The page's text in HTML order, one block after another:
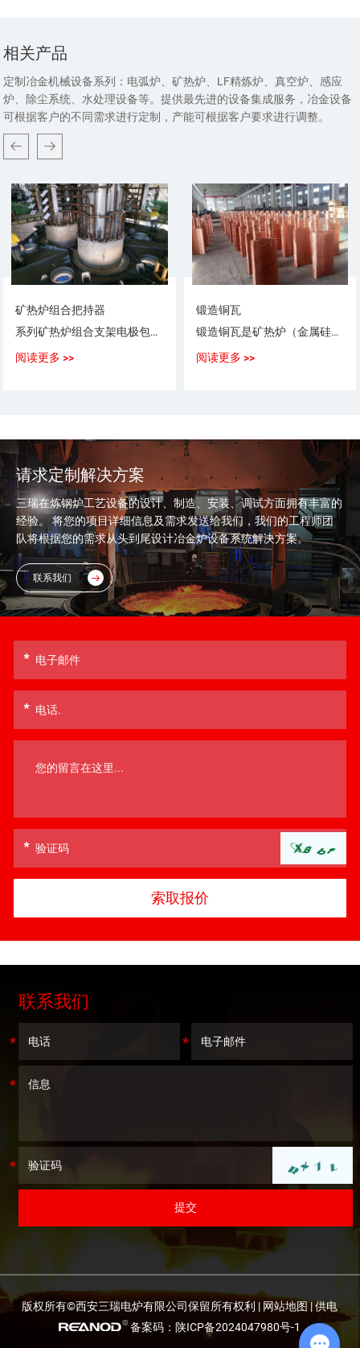
相关产品
定制冶金机械设备系列：电弧炉、矿热炉、LF精炼炉、真空炉、感应
炉、除尘系统、水处理设备等。提供最先进的设备集成服务，冶金设备
可根据客户的不同需求进行定制，产能可根据客户要求进行调整。
矿热炉组合把持器
系列矿热炉组合支架电极包括：12.5MVA矿热炉电极、16.5MVA矿热炉电极电弧炉电极、25.5MVA矿热炉电极、30.0MVA矿热炉电极等
阅读更多 >>
锻造铜瓦
锻造铜瓦是矿热炉（金属硅炉、电石炉、铁合金炉）中的主要配件之一，其作用主要将电流传递给电极，并在一定程度上影响电极的烧结。
阅读更多 >>
请求定制解决方案
三瑞在炼钢炉工艺设备的设计、制造、安装、调试方面拥有丰富的
经验。 将您的项目详细信息及需求发送给我们，我们的工程师团
队将根据您的需求从头到尾设计冶金炉设备系统解决方案。
联系我们
联系我们
版权所有©西安三瑞电炉有限公司保留所有权利 | 网站地图| 供电
备案码：陕ICP备2024047980号-1